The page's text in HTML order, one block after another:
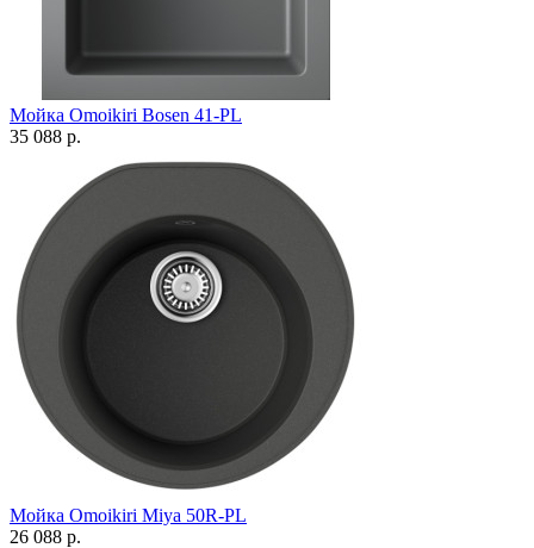
Мойка Omoikiri Bosen 41-PL
35 088 р.
Мойка Omoikiri Miya 50R-PL
26 088 р.